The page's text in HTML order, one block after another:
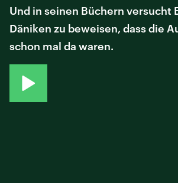
Und in seinen Büchern versucht
Däniken zu beweisen, dass die
schon mal da waren.